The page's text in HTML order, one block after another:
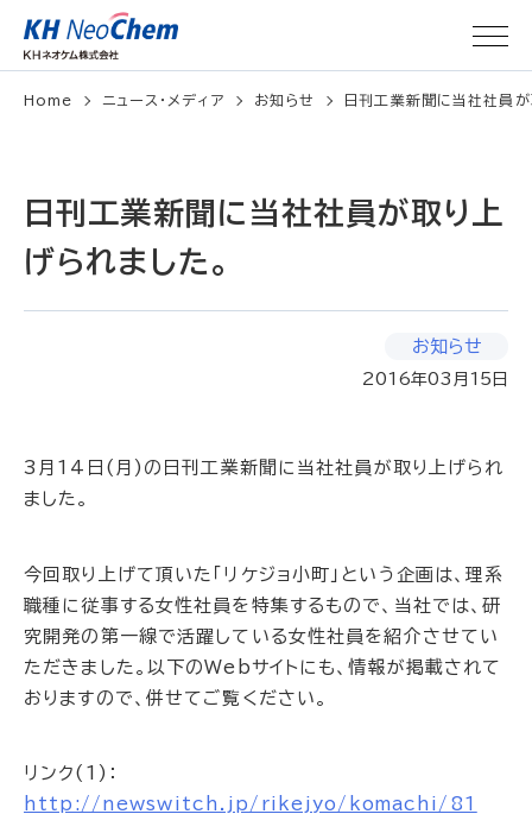
Home ニュース・メディア お知らせ 日刊工業新聞に当社社員が
日刊工業新聞に当社社員が取り上
げられました。
お知らせ
2016年03月15日
3月14日(月)の日刊工業新聞に当社社員が取り上げられ
ました。
今回取り上げて頂いた「リケジョ小町」という企画は、理系
職種に従事する女性社員を特集するもので、当社では、研
究開発の第一線で活躍している女性社員を紹介させてい
ただきました。以下のWebサイトにも、情報が掲載されて
おりますので、併せてご覧ください。
リンク(1)：
http://newswitch.jp/rikejyo/komachi/81